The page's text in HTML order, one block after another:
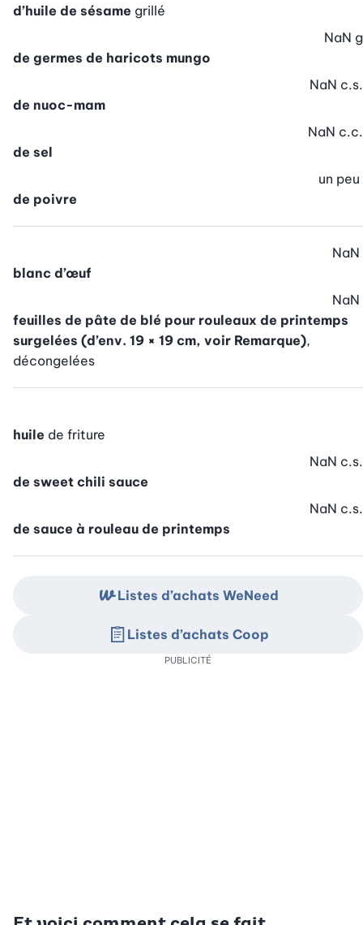
d’huile de sésame grillé
de germes de haricots mungo
NaN g
de nuoc-mam
NaN c.s.
de sel
NaN c.c.
de poivre
un peu
blanc d’œuf
NaN
feuilles de pâte de blé pour rouleaux de printemps
surgelées (d’env. 19 × 19 cm, voir Remarque),
décongelées
NaN
huile de friture
de sweet chili sauce
NaN c.s.
de sauce à rouleau de printemps
NaN c.s.
Listes d’achats WeNeed
Listes d’achats Coop
PUBLICITÉ